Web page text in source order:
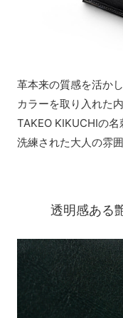
革本来の質感を活か
カラーを取り入れた
TAKEO KIKUCHIの名
洗練された大人の雰
透明感ある